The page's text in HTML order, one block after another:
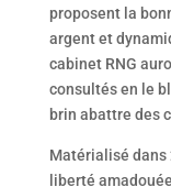
proposent la
argent et
cabinet RNG
consultés en le
brin abattre des
Matérialisé dans
liberté